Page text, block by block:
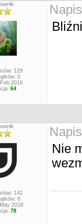
129
0
Feb 2016
64
142
8
May 2018
78
Nie